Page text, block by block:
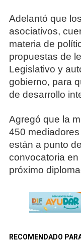
Adelantó que
asociativos,
materia de
propuestas de
Legislativo y
gobierno, para
de desarrollo
Agregó que la
450
están a punto
convocatoria en
próximo
RECOMENDADO